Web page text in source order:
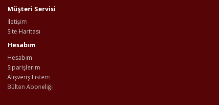
Müşteri Servisi
İletişim
Site Haritası
Hesabım
Hesabım
Siparişlerim
Alışveriş Listem
Bülten Aboneliği